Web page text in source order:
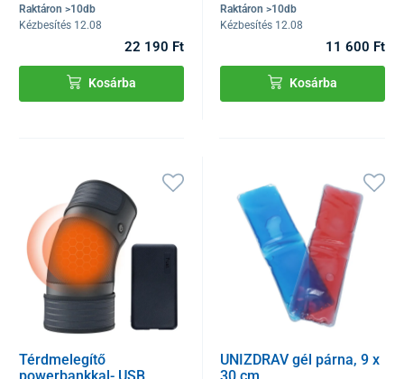
Raktáron >10db
Kézbesítés 12.08
22 190 Ft
Kosárba
Raktáron >10db
Kézbesítés 12.08
11 600 Ft
Kosárba
Térdmelegítő
UNIZDRAV gél párna, 9 x